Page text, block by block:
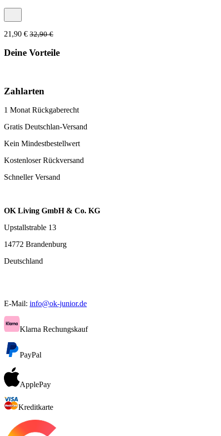
21,90 € 32,90 €
Deine Vorteile
Zahlarten
1 Monat Rückgaberecht
Gratis Deutschlan-Versand
Kein Mindestbestellwert
Kostenloser Rückversand
Schneller Versand
OK Living GmbH & Co. KG
Upstallstrable 13
14772 Brandenburg
Deutschland
E-Mail: info@ok-junior.de
Klarna Rechungskauf
PayPal
ApplePay
Kreditkarte